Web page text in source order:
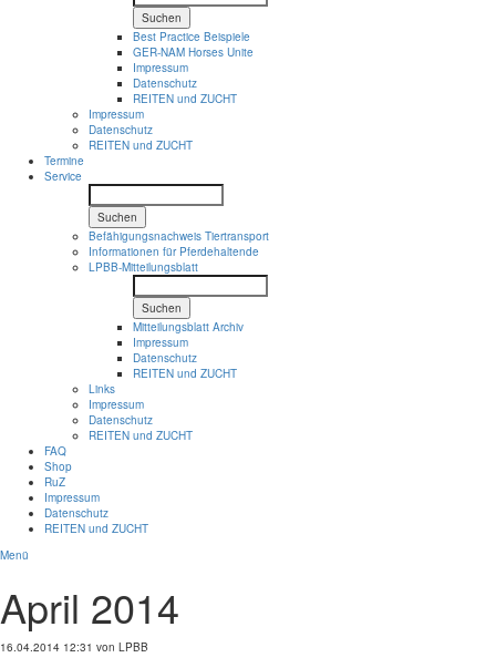
Suchen
Best Practice Beispiele
GER-NAM Horses Unite
Impressum
Datenschutz
REITEN und ZUCHT
Impressum
Datenschutz
REITEN und ZUCHT
Termine
Service
Suchen
Befähigungsnachweis Tiertransport
Informationen für Pferdehaltende
LPBB-Mitteilungsblatt
Suchen
Mitteilungsblatt Archiv
Impressum
Datenschutz
REITEN und ZUCHT
Links
Impressum
Datenschutz
REITEN und ZUCHT
FAQ
Shop
RuZ
Impressum
Datenschutz
REITEN und ZUCHT
Menü
April 2014
16.04.2014 12:31 von LPBB